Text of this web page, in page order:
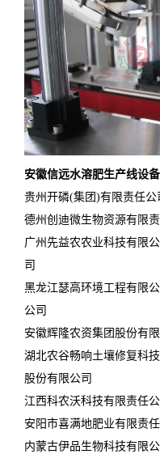
安徽信远水溶肥生产线设
贵州开磷(集团)有限责任公
德州创迪微生物资源有限
广州先益农农业科技有限
司
黑龙江瑟高环境工程有限
公司
安徽辉隆农资集团股份有
湖北农谷畅响土壤修复科
股份有限公司
江西科农沃科技有限责任
安阳市喜满地肥业有限责
内蒙古伊品生物科技有限